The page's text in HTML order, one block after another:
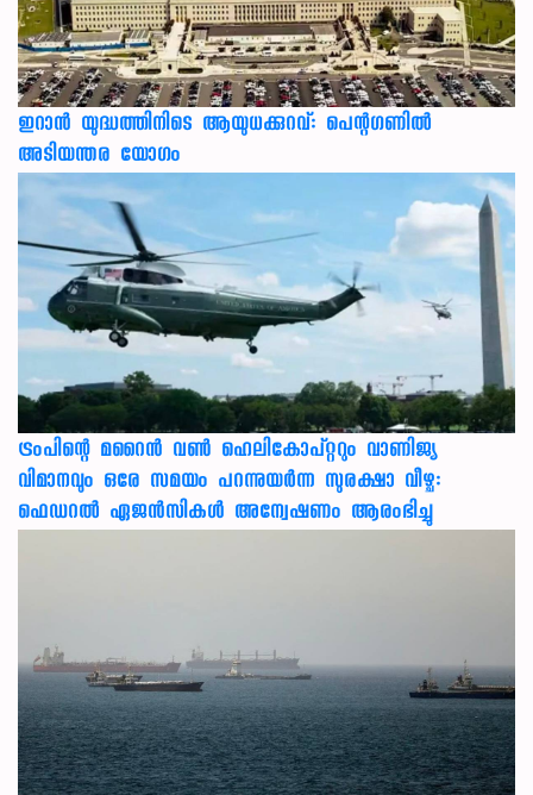
ഇറാന്‍ യുദ്ധത്തിനിടെ ആയുധക്കുറവ്: പെന്റഗണില്‍
അടിയന്തര യോഗം
ട്രംപിന്റെ മറൈന്‍ വണ്‍ ഹെലികോപ്റ്ററും വാണിജ്യ
വിമാനവും ഒരേ സമയം പറന്നുയര്‍ന്ന സുരക്ഷാ വീഴ്ച:
ഫെഡറല്‍ ഏജന്‍സികള്‍ അന്വേഷണം ആരംഭിച്ചു